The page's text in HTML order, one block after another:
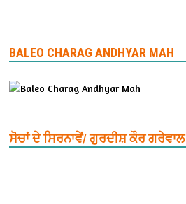
BALEO CHARAG ANDHYAR MAH
ਸੋਚਾਂ ਦੇ ਸਿਰਨਾਵੇਂ/ ਗੁਰਦੀਸ਼ ਕੌਰ ਗਰੇਵਾਲ